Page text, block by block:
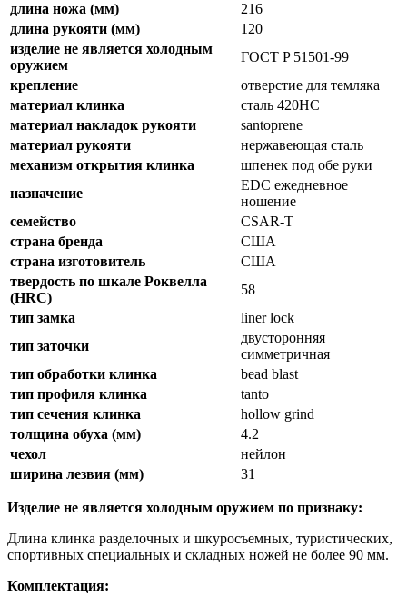
длина ножа (мм)
216
длина рукояти (мм)
120
изделие не является холодным
оружием
ГОСТ P 51501-99
крепление
отверстие для темляка
материал клинка
сталь 420HC
материал накладок рукояти
santoprene
материал рукояти
нержавеющая сталь
механизм открытия клинка
шпенек под обе руки
назначение
EDC ежедневное
ношение
семейство
CSAR-T
страна бренда
США
страна изготовитель
США
твердость по шкале Роквелла
(HRC)
58
тип замка
liner lock
тип заточки
двусторонняя
симметричная
тип обработки клинка
bead blast
тип профиля клинка
tanto
тип сечения клинка
hollow grind
толщина обуха (мм)
4.2
чехол
нейлон
ширина лезвия (мм)
31
Изделие не является холодным оружием по признаку:
Длина клинка разделочных и шкуросъемных, туристических,
спортивных специальных и складных ножей не более 90 мм.
Комплектация: